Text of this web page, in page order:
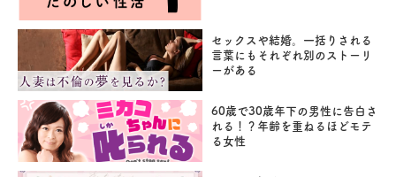
セックスや結婚。一括りされる
言葉にもそれぞれ別のストーリ
ーがある
60歳で30歳年下の男性に告白さ
れる！？年齢を重ねるほどモテ
る女性